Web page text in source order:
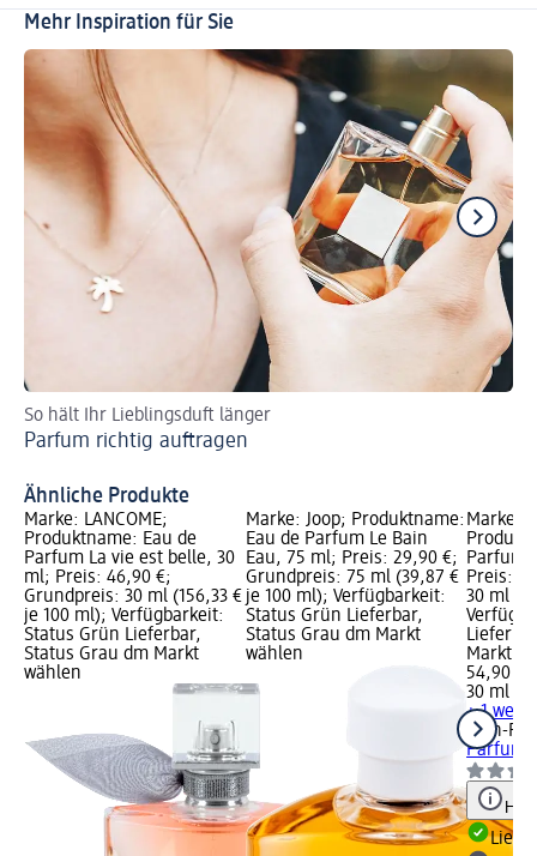
Mehr Inspiration für Sie
So hält Ihr Lieblingsduft länger
Parfum richtig auftragen
Ähnliche Produkte
Marke: LANCÔME;
Produktname: Eau de
Parfum La vie est belle, 30
ml; Preis: 46,90 €;
Grundpreis: 30 ml (156,33 €
je 100 ml); Verfügbarkeit:
Status Grün Lieferbar,
Status Grau dm Markt
wählen
Marke: Joop; Produktname:
Eau de Parfum Le Bain
Eau, 75 ml; Preis: 29,90 €;
Grundpreis: 75 ml (39,87 €
je 100 ml); Verfügbarkeit:
Status Grün Lieferbar,
Status Grau dm Markt
wählen
Marke:
Parfum
Preis:
30 ml
Markt
54,90 €
30 ml
+ 1
Jean-
Parfum